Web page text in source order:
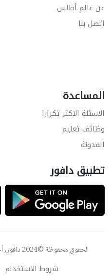
عن عالم أطلس
اتصل بنا
المساعدة
الاسئلة الاكثر تكرارا
وظائف تعليم
المدونة
تطبيق دافور
الحقوق محفوظة ©2024 دافور, أحد مشاريع مجموعة
شروط الاستخدام